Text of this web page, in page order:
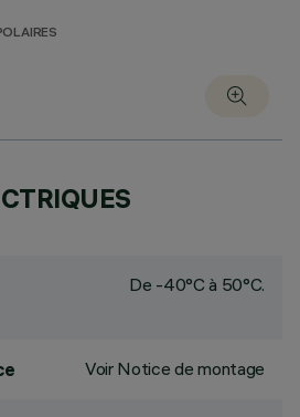
De -40°C à 50°C.
Voir Notice de montage